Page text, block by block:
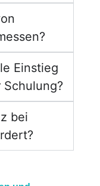
Einstieg
bei